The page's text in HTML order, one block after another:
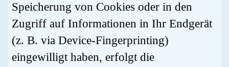
Speicherung von Cookies oder in den
Zugriff auf Informationen in Ihr Endgerät
(z. B. via Device-Fingerprinting)
eingewilligt haben, erfolgt die